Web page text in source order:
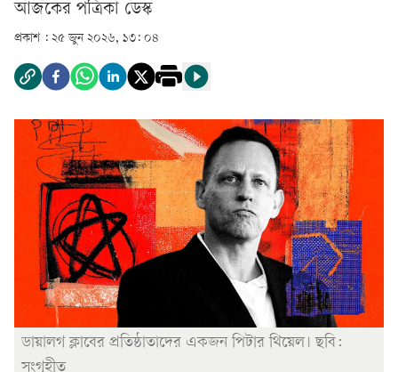
আজকের পত্রিকা ডেস্ক­
প্রকাশ : ২৫ জুন ২০২৬, ১৩: ০৪
ডায়ালগ ক্লাবের প্রতিষ্ঠাতাদের একজন পিটার থিয়েল। ছবি:
সংগৃহীত